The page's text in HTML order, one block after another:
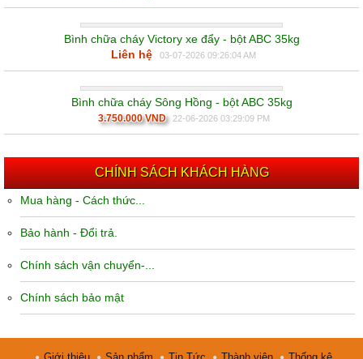
Bình chữa cháy Victory xe đẩy - bột ABC 35kg
Liên hệ
03-07-2026 09:26:04 AM
Bình chữa cháy Sông Hồng - bột ABC 35kg
3.750.000 VND 22-06-2026 03:29:09 PM
CHÍNH SÁCH KHÁCH HÀNG
Mua hàng - Cách thức...
Bảo hành - Đổi trả.
Chính sách vận chuyển-...
Chính sách bảo mật